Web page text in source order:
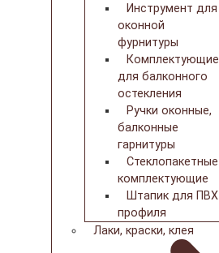
Инструмент для
оконной
фурнитуры
Комплектующие
для балконного
остекления
Ручки оконные,
балконные
гарнитуры
Стеклопакетные
комплектующие
Штапик для ПВХ
профиля
Лаки, краски, клея